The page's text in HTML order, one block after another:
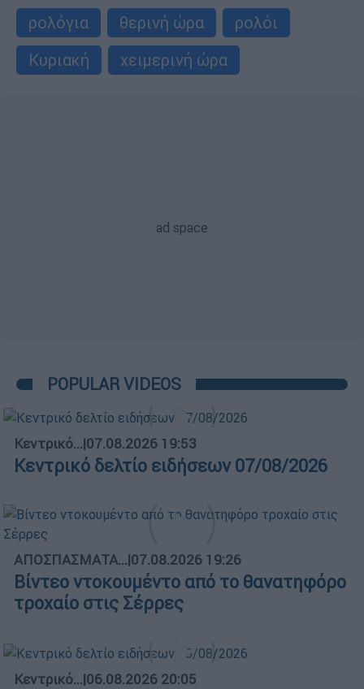
ρολόγια θερινή ώρα
ρολόι
Κυριακή
χειμερινή ώρα
POPULAR VIDEOS
Κεντρικό...|07.08.2026 19:53
Κεντρικό δελτίο ειδήσεων 07/08/2026
ΑΠΟΣΠΑΣΜΑΤΑ...|07.08.2026 19:26
Βίντεο ντοκουμέντο από το θανατηφόρο
τροχαίο στις Σέρρες
Κεντρικό...|06.08.2026 20:05